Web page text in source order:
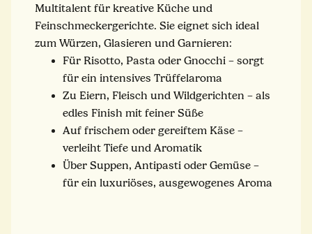
Multitalent für kreative Küche und
Feinschmeckergerichte. Sie eignet sich ideal
zum Würzen, Glasieren und Garnieren:
Für Risotto, Pasta oder Gnocchi – sorgt
für ein intensives Trüffelaroma
Zu Eiern, Fleisch und Wildgerichten – als
edles Finish mit feiner Süße
Auf frischem oder gereiftem Käse –
verleiht Tiefe und Aromatik
Über Suppen, Antipasti oder Gemüse –
für ein luxuriöses, ausgewogenes Aroma